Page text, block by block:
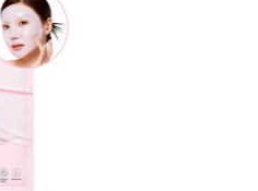
AÑADIR
A LA
LISTA